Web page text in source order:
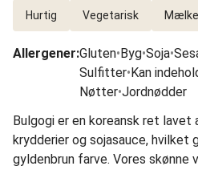
Hurtig Vegetarisk
Allergener:Gluten•Byg•Soja•
Sulfitter•Kan
Nøtter•Jordnødder
Bulgogi er en koreansk ret
krydderier og sojasauce, hvilket
gyldenbrun farve. Vores skønne